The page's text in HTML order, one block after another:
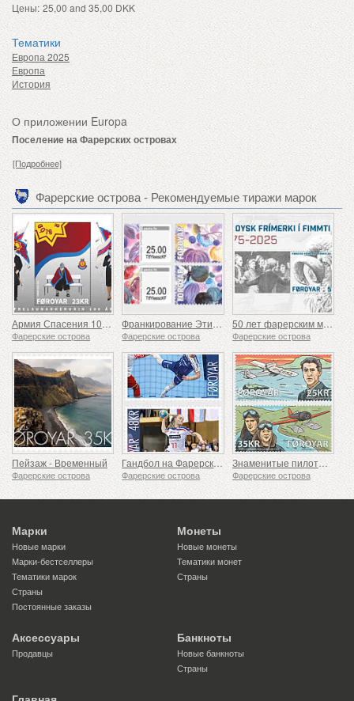
Цены: 25,00 and 35,00 DKK
Тематики
Европа 2025
Европа
История
О приложении Europa
Поселение на Фарерских островах
[Подробнее]
Фарерские острова - Рекомендуемые тиражи марок
Армия Спасения 100 лет
Фарерские острова
Франкирование Этикетки - Глубины Океана
Фарерские острова
50 лет фарерским маркам
Фарерские острова
Пейзаж - Временный
Фарерские острова
Гандбол на Фарерских островах
Фарерские острова
Знаменитые пилоты Фарерских островов
Фарерские острова
Марки
Новые марки
Марки-бестселлеры
Тематики марок
Страны
Постоянные заказы
Монеты
Новые монеты
Тематики монет
Страны
Аксессуары
Продавцы
Банкноты
Новые банкноты
Страны